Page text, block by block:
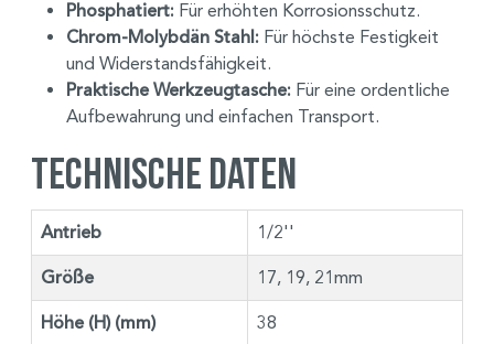
Phosphatiert: Für erhöhten Korrosionsschutz.
Chrom-Molybdän Stahl: Für höchste Festigkeit
und Widerstandsfähigkeit.
Praktische Werkzeugtasche: Für eine ordentliche
Aufbewahrung und einfachen Transport.
Technische Daten
Antrieb 1/2''
Größe 17, 19, 21mm
Höhe (H) (mm) 38